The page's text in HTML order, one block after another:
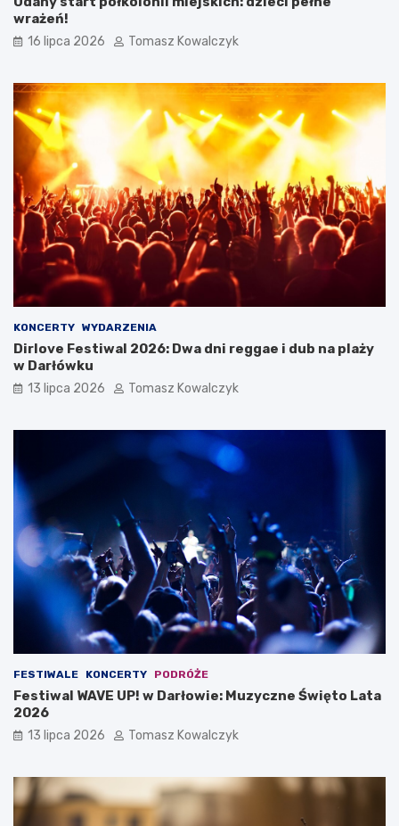
wrażeń!
16 lipca 2026 Tomasz Kowalczyk
KONCERTY WYDARZENIA
Dirlove Festiwal 2026: Dwa dni reggae i dub na plaży
w Darłówku
13 lipca 2026 Tomasz Kowalczyk
FESTIWALE KONCERTY PODRÓŻE
Festiwal WAVE UP! w Darłowie: Muzyczne Święto Lata
2026
13 lipca 2026 Tomasz Kowalczyk